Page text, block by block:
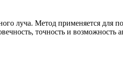
луча. Метод применяется для
точность и возможность